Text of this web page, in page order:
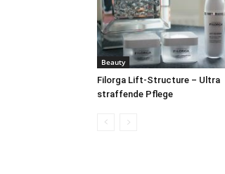
Beauty
Filorga Lift-Structure – Ultra
straffende Pflege